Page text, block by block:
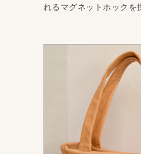
れるマグネットホックを